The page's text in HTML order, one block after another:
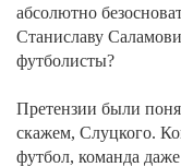
абсолютно
Станиславу
футболисты?
Претензии были
скажем, Слуцкого.
футбол, команда